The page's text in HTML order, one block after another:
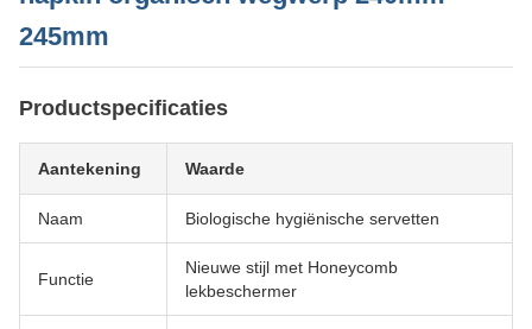
245mm
Productspecificaties
Aantekening Waarde
Naam Biologische hygiënische servetten
Functie
Nieuwe stijl met Honeycomb
lekbeschermer